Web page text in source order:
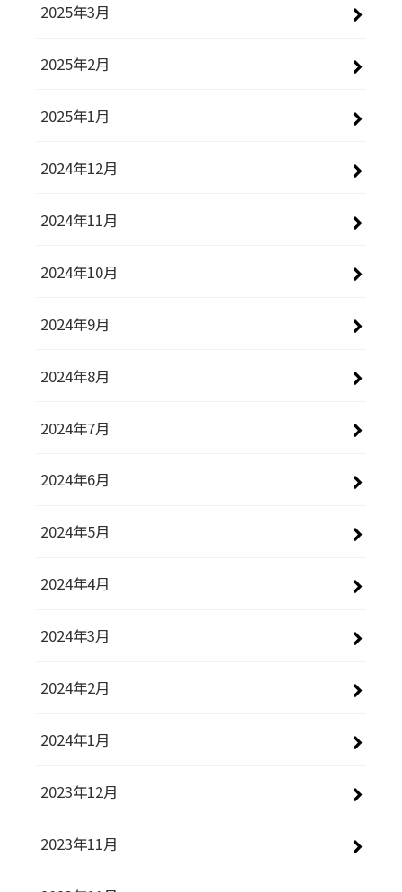
2025年3月
2025年2月
2025年1月
2024年12月
2024年11月
2024年10月
2024年9月
2024年8月
2024年7月
2024年6月
2024年5月
2024年4月
2024年3月
2024年2月
2024年1月
2023年12月
2023年11月